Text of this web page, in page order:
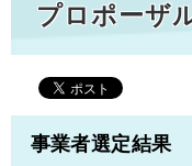
プロポーザ
事業者選定結果